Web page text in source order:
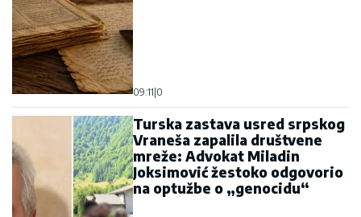
09:11 0
Turska zastava usred srpskog
Vraneša zapalila društvene
mreže: Advokat Miladin
Joksimović žestoko odgovorio
na optužbe o „genocidu“